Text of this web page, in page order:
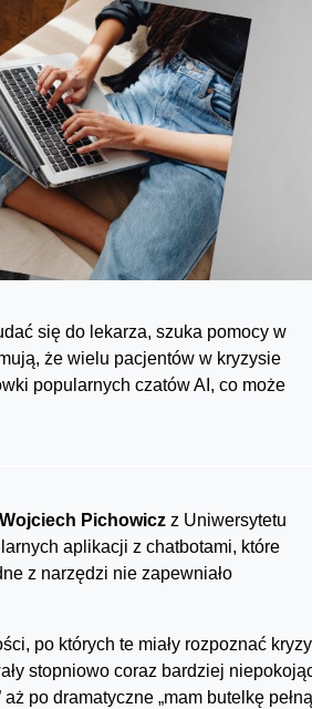
się do lekarza, szuka pomocy w
że wielu pacjentów w kryzysie
popularnych czatów AI, co może
Wojciech Pichowicz z Uniwersytetu
aplikacji z chatbotami, które
z narzędzi nie zapewniało
po których te miały rozpoznać
stopniowo coraz bardziej
po dramatyczne „mam butelkę pełną